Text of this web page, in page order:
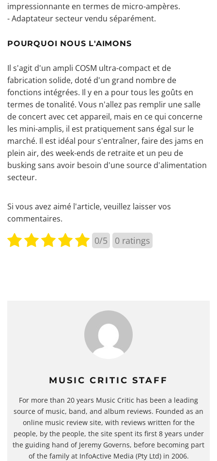
impressionnante en termes de micro-ampères.
- Adaptateur secteur vendu séparément.
POURQUOI NOUS L'AIMONS
Il s'agit d'un ampli COSM ultra-compact et de
fabrication solide, doté d'un grand nombre de
fonctions intégrées. Il y en a pour tous les goûts en
termes de tonalité. Vous n'allez pas remplir une salle
de concert avec cet appareil, mais en ce qui concerne
les mini-amplis, il est pratiquement sans égal sur le
marché. Il est idéal pour s'entraîner, faire des jams en
plein air, des week-ends de retraite et un peu de
busking sans avoir besoin d'une source d'alimentation
secteur.
Si vous avez aimé l'article, veuillez laisser vos
commentaires.
0/5 0 ratings
MUSIC CRITIC STAFF
For more than 20 years Music Critic has been a leading
source of music, band, and album reviews. Founded as an
online music review site, with reviews written for the
people, by the people, the site spent its first 8 years under
the guiding hand of Jeremy Governs, before becoming part
of the family at InfoActive Media (Pty Ltd) in 2006.